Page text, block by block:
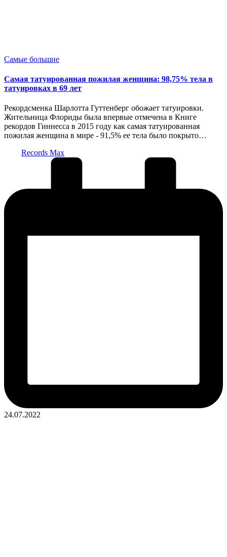
Опубликовано
Самые большие
Самая татуированная пожилая женщина: 98,75% тела в
татуировках в 69 лет
Рекордсменка Шарлотта Гуттенберг обожает татуировки.
Жительница Флориды была впервые отмечена в Книге
рекордов Гиннесса в 2015 году как самая татуированная
пожилая женщина в мире - 91,5% ее тела было покрыто…
Records Max
24.07.2022